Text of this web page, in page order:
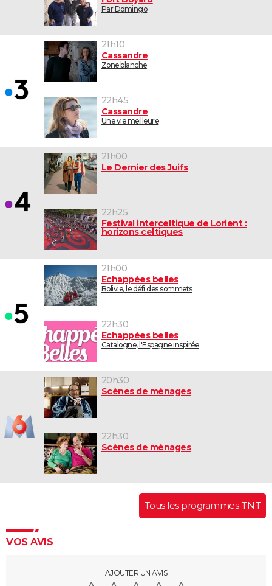
Par Domingo
21h10
Cassandre
Zone blanche
22h45
Cassandre
Une vie meilleure
21h00
Le Dernier des Juifs
22h25
Festival interceltique de Lorient :
horizons celtiques
21h00
Echappées belles
Bolivie, le défi des sommets
22h30
Echappées belles
Catalogne, l'Espagne inspirée
20h30
Scènes de ménages
22h30
Scènes de ménages
Tous les programmes TNT
VOS AVIS
AJOUTER UN AVIS